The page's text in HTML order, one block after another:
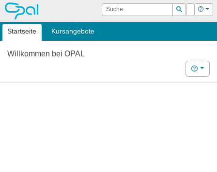
OPAL Suche
Suchen
Login Hilfe
Startseite Kursangebote
Willkommen bei OPAL
Hilfe